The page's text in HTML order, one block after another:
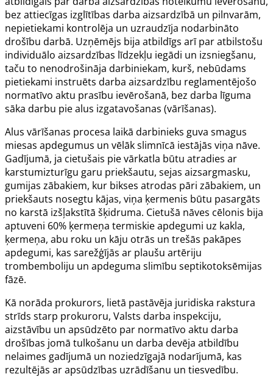
bez attiecīgas izglītības darba aizsardzībā un pilnvarām,
nepietiekami kontrolēja un uzraudzīja nodarbināto
drošību darbā. Uzņēmējs bija atbildīgs arī par atbilstošu
individuālo aizsardzības līdzekļu iegādi un izsniegšanu,
taču to nenodrošināja darbiniekam, kurš, nebūdams
pietiekami instruēts darba aizsardzību reglamentējošo
normatīvo aktu prasību ievērošanā, bez darba līguma
sāka darbu pie alus izgatavošanas (vārīšanas).
Alus vārīšanas procesa laikā darbinieks guva smagus
miesas apdegumus un vēlāk slimnīcā iestājās viņa nāve.
Gadījumā, ja cietušais pie vārkatla būtu atradies ar
karstumizturīgu garu priekšautu, sejas aizsargmasku,
gumijas zābakiem, kur bikses atrodas pāri zābakiem, un
priekšauts nosegtu kājas, viņa ķermenis būtu pasargāts
no karstā izšļakstītā šķidruma. Cietušā nāves cēlonis bija
aptuveni 60% ķermeņa termiskie apdegumi uz kakla,
ķermeņa, abu roku un kāju otrās un trešās pakāpes
apdegumi, kas sarežģījās ar plaušu artēriju
trombemboliju un apdeguma slimību septikotoksēmijas
fāzē.
Kā norāda prokurors, lietā pastāvēja juridiska rakstura
strīds starp prokuroru, Valsts darba inspekciju,
aizstāvību un apsūdzēto par normatīvo aktu darba
drošības jomā tulkošanu un darba devēja atbildību
nelaimes gadījumā un noziedzīgajā nodarījumā, kas
rezultējās ar apsūdzības uzrādīšanu un tiesvedību.